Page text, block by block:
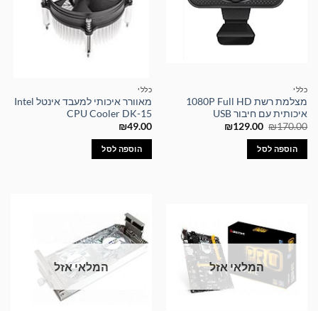
כללי
מצלמת רשת 1080P Full HD
איכותית עם חיבור USB
₪170.00
המחיר
היה:
₪170.00.
₪129.00
המחיר
הוספה לסל
כללי
מאוורר איכותי למעבד אינטל Intel
CPU Cooler DK-15
₪49.00
הוספה לסל
המלאי אזל המלאי אזל